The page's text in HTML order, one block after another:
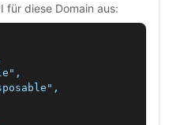
für diese Domain aus: